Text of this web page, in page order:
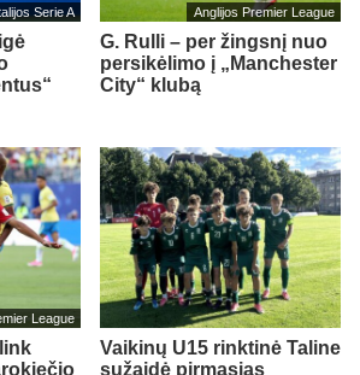
Serie A Anglijos Premier League
G. Rulli – per žingsnį nuo
persikėlimo į „Manchester
City“ klubą
League
Vaikinų U15 rinktinė Taline
sužaidė pirmąsias